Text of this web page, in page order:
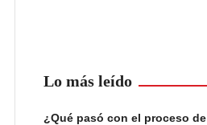
Lo más leído
¿Qué pasó con el proceso de